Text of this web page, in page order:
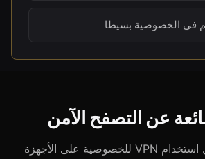
في الخصوصية بسيطا
عن التصفح الآمن
إجابات عملية حول استخدام VPN للخصوصية على الأجهزة